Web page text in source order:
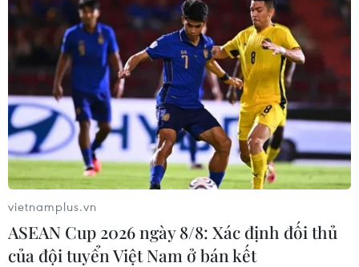
Lực lượng dân quân, đoàn viên thanh niên dọn dẹp vệ sinh
trường Mầm non thị trấn Kiến Giang, huyện Lệ Thủy (Quảng
Bình).(Ảnh: Danh Lam/TTXVN)
vietnamplus.vn
ASEAN Cup 2026 ngày 8/8: Xác định đối thủ
của đội tuyển Việt Nam ở bán kết